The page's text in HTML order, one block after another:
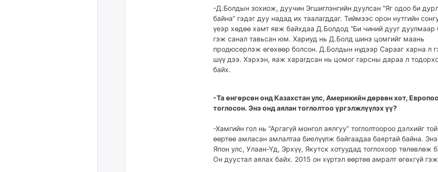
-Д.Болдын зохиож, дуу­чин Эгшиглэнгийн дуулсан “Яг одоо би
байна” гэдэг дуу надад их таалагддаг. Тиймээс орон нутгийн
үеэр хөдөө хамт явж байхдаа Д.Болдод “Би чиний дууг дуулмаар
гэж санал тавьсан юм. Хариуд нь Д.Болд шинэ цомгийг маань
продюсерлэж өгөхөөр болсон. Д.Болдын нүдээр Сарааг харна л
шүү дээ. Хэрхэн, яаж харагдсан нь цомог гарсны дараа л
байх.
-Та өнгөрсөн онд Ка­захстан улс, Америкийн дөр­вөн хот,
тоглосон. Энэ онд аялан тог­лолтоо үргэлжлүүлэх үү?
-Хамгийн гол нь “Аргагүй монгол аялгуу” тоглолтоороо дэлхийг
өөртөө амласан амлалтаа биелүүлж байгаадаа баяртай байна.
Япон улс, Улаан-Үд, Эрхүү, Якутск хотуудад тоглохоор төлөвлөж
Он дуустал аялах байх. 2015 он хүртэл өөртөө амралт өгөхгүй